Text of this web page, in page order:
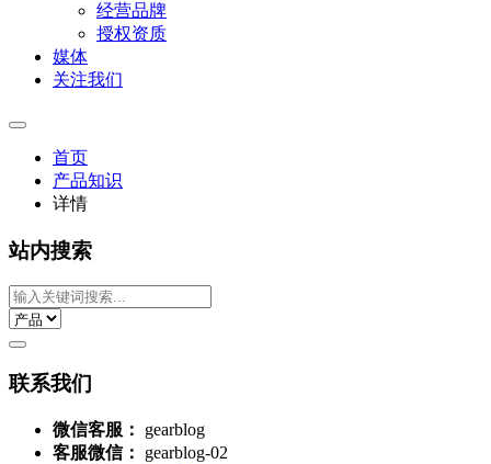
经营品牌
授权资质
媒体
关注我们
首页
产品知识
详情
站内搜索
联系我们
微信客服：
gearblog
客服微信：
gearblog-02